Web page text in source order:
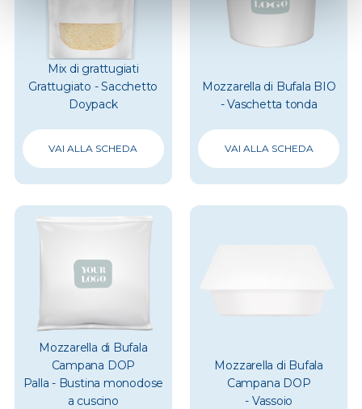
Mix di grattugiati
Grattugiato - Sacchetto
Doypack
VAI ALLA SCHEDA
Mozzarella di Bufala BIO
- Vaschetta tonda
VAI ALLA SCHEDA
Mozzarella di Bufala
Campana DOP
Palla - Bustina monodose
a cuscino
Mozzarella di Bufala
Campana DOP
- Vassoio